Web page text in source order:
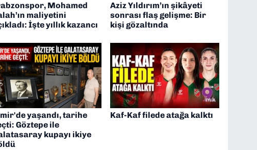
Mohamed
maliyetini
İşte yıllık kazancı
Aziz Yıldırım’ın şikâyeti
sonrası flaş gelişme: Bir
kişi gözaltında
yaşandı, tarihe
Göztepe ile
kupayı ikiye
Kaf-Kaf filede atağa kalktı